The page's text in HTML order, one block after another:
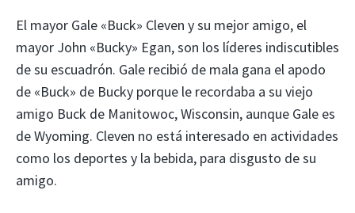
El mayor Gale «Buck» Cleven y su mejor amigo, el
mayor John «Bucky» Egan, son los líderes indiscutibles
de su escuadrón. Gale recibió de mala gana el apodo
de «Buck» de Bucky porque le recordaba a su viejo
amigo Buck de Manitowoc, Wisconsin, aunque Gale es
de Wyoming. Cleven no está interesado en actividades
como los deportes y la bebida, para disgusto de su
amigo.